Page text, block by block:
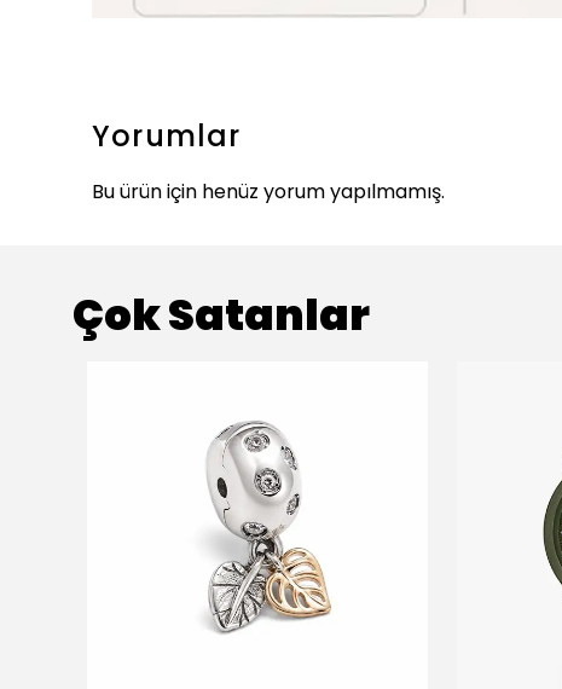
Yorumlar
Bu ürün için henüz yorum yapılmamış.
Çok Satanlar